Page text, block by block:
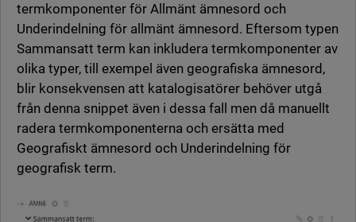
termkomponenter för Allmänt ämnesord och
Underindelning för allmänt ämnesord. Eftersom typen
Sammansatt term kan inkludera termkomponenter av
olika typer, till exempel även geografiska ämnesord,
blir konsekvensen att katalogisatörer behöver utgå
från denna snippet även i dessa fall men då manuellt
radera termkomponenterna och ersätta med
Geografiskt ämnesord och Underindelning för
geografisk term.